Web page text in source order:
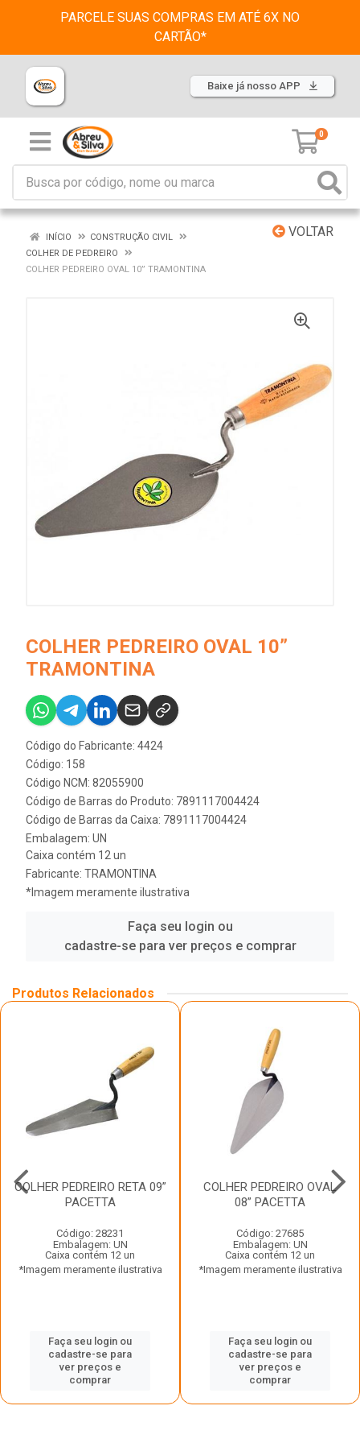
PARCELE SUAS COMPRAS EM ATÉ 6X NO
CARTÃO*
Baixe já nosso APP
0
VOLTAR
INÍCIO
CONSTRUÇÃO CIVIL
COLHER DE PEDREIRO
COLHER PEDREIRO OVAL 10” TRAMONTINA
COLHER PEDREIRO OVAL 10”
TRAMONTINA
Código do Fabricante: 4424
Código: 158
Código NCM: 82055900
Código de Barras do Produto: 7891117004424
Código de Barras da Caixa: 7891117004424
Embalagem: UN
Caixa contém 12 un
Fabricante: TRAMONTINA
*Imagem meramente ilustrativa
Faça seu login ou
cadastre-se para ver preços e comprar
Produtos Relacionados
COLHER PEDREIRO RETA 09”
PACETTA
Código: 28231
Embalagem: UN
Caixa contém 12 un
*Imagem meramente ilustrativa
Faça seu login ou
cadastre-se para
ver preços e
comprar
COLHER PEDREIRO OVAL
08” PACETTA
Código: 27685
Embalagem: UN
Caixa contém 12 un
*Imagem meramente ilustrativa
Faça seu login ou
cadastre-se para
ver preços e
comprar